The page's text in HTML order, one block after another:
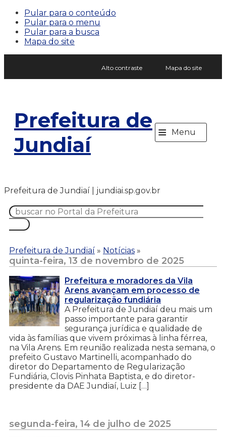
Pular para o conteúdo
Pular para o menu
Pular para a busca
Mapa do site
Alto contraste Mapa do site
Prefeitura de
Jundiaí
≡ Menu
Prefeitura de Jundiaí | jundiai.sp.gov.br
Prefeitura de Jundiaí » Notícias »
quinta-feira, 13 de novembro de 2025
Prefeitura e moradores da Vila
Arens avançam em processo de
regularização fundiária
A Prefeitura de Jundiaí deu mais um
passo importante para garantir
segurança jurídica e qualidade de
vida às famílias que vivem próximas à linha férrea,
na Vila Arens. Em reunião realizada nesta semana, o
prefeito Gustavo Martinelli, acompanhado do
diretor do Departamento de Regularização
Fundiária, Clovis Pinhata Baptista, e do diretor-
presidente da DAE Jundiaí, Luiz […]
segunda-feira, 14 de julho de 2025